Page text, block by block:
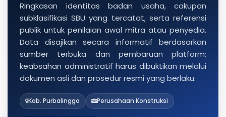
Ringkasan identitas badan usaha, cakupan
subklasifikasi SBU yang tercatat, serta referensi
publik untuk penilaian awal mitra atau penyedia.
Data disajikan secara informatif berdasarkan
sumber terbuka dan pembaruan platform;
keabsahan administratif harus dibuktikan melalui
dokumen asli dan prosedur resmi yang berlaku.
Kab. Purbalingga Perusahaan Konstruksi